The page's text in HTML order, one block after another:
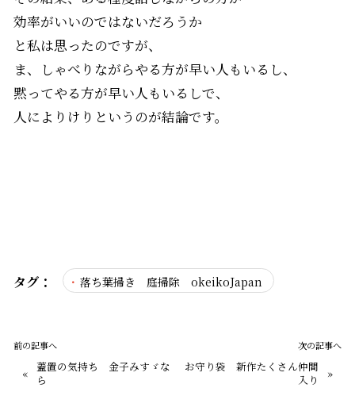
効率がいいのではないだろうか
と私は思ったのですが、
ま、しゃべりながらやる方が早い人もいるし、
黙ってやる方が早い人もいるしで、
人によりけりというのが結論です。
タグ： 落ち葉掃き 庭掃除 okeikoJapan
前の記事へ
« 蓋置の気持ち 金子みすゞな
ら
次の記事へ
お守り袋 新作たくさん仲間
入り
»